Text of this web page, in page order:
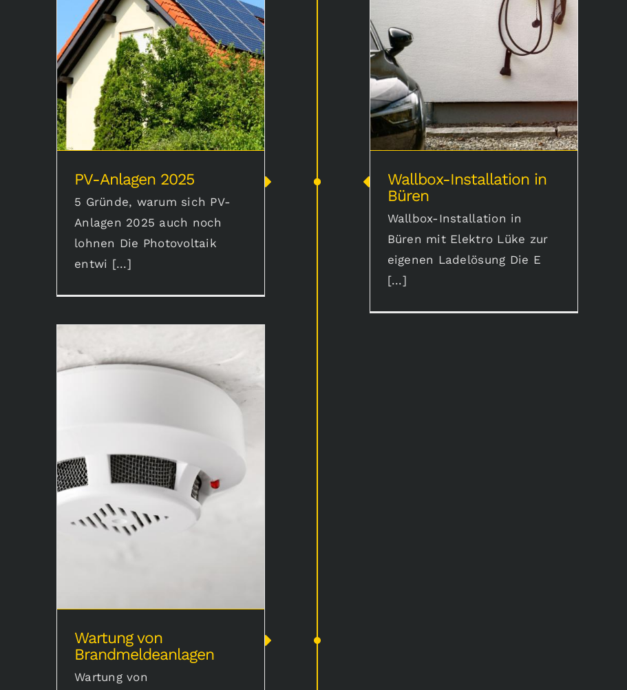
PV-Anlagen 2025
PV-Anlagen 2025
5 Gründe, warum sich PV-
Anlagen 2025 auch noch
lohnen Die Photovoltaik
entwi [...]
Wallbox-Installation in Büren
Wallbox-Installation in
Büren
Wallbox-Installation in
Büren mit Elektro Lüke zur
eigenen Ladelösung Die E
[...]
Wartung von Brandmeldeanlagen
Wartung von
Brandmeldeanlagen
Wartung von